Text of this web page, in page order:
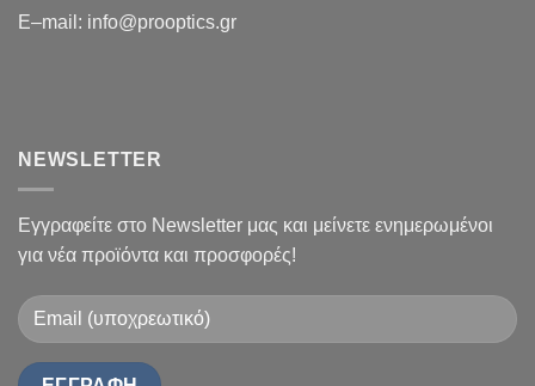
E–mail : info@prooptics.gr
NEWSLETTER
Εγγραφείτε στο Newsletter μας και μείνετε ενημερωμένοι
για νέα προϊόντα και προσφορές!